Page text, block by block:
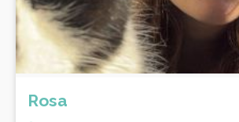
Rosa